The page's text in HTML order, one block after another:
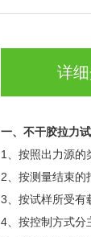
详
一、 不干胶拉力
1、按照出力源的
2、按测量结束的
3、按试样所受有
4、按控制方式分